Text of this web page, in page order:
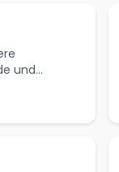
und
kinder seit